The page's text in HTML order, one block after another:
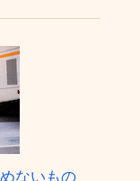
ないもの